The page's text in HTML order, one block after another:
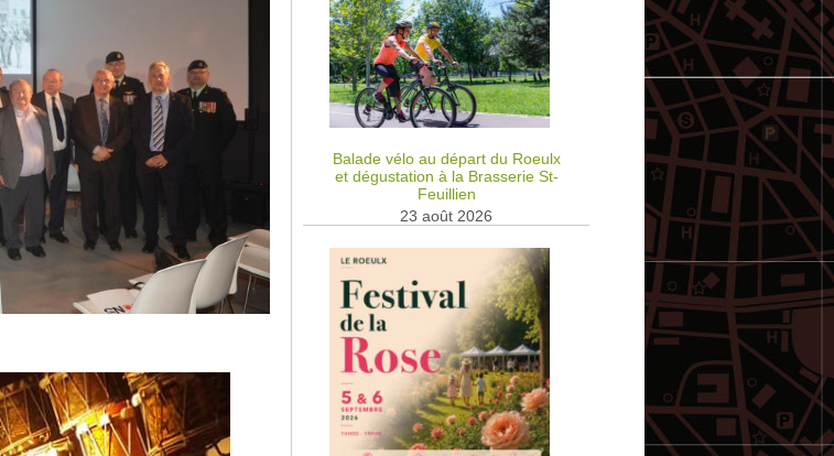
Balade vélo au départ du Roeulx
et dégustation à la Brasserie St-
Feuillien
23 août 2026